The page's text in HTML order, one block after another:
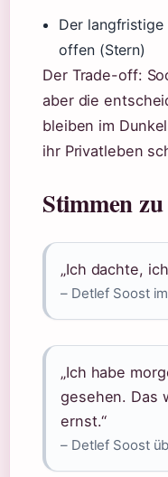
Der langfristige
offen (Stern)
Der Trade-off:
aber die
bleiben im
ihr Privatleben
Stimmen
„Ich dachte,
– Detlef Soost
„Ich habe
gesehen. Das
ernst.“
– Detlef Soost